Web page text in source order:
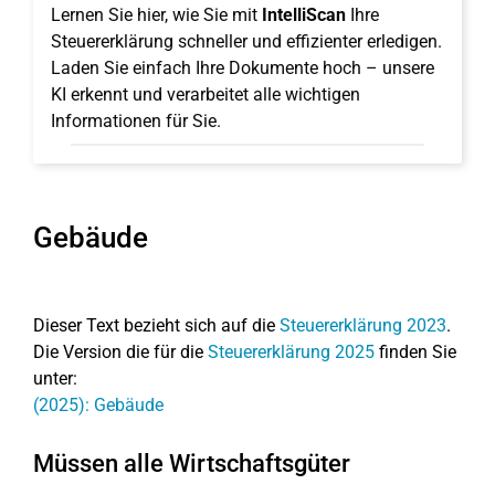
Lernen Sie hier, wie Sie mit IntelliScan Ihre
Steuererklärung schneller und effizienter erledigen.
Laden Sie einfach Ihre Dokumente hoch – unsere
KI erkennt und verarbeitet alle wichtigen
Informationen für Sie.
Gebäude
Dieser Text bezieht sich auf die Steuererklärung 2023.
Die Version die für die Steuererklärung 2025 finden Sie
unter:
(2025): Gebäude
Müssen alle Wirtschaftsgüter